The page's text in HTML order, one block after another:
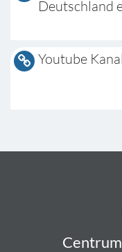
Deutschland
Youtube